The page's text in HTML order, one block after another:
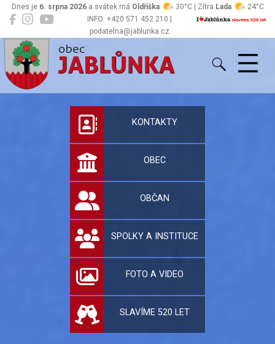
INFO: +420 571 452 210 |
podatelna@jablunka.cz
Dnes je 6. srpna 2026a svátek má Oldřiška 30°C | Zítra Lada 24°C
Jablůnka
Oficiální stránky
KONTAKTY
OBEC
OBČAN
SPOLKY A INSTITUCE
FOTO A VIDEO
SLAVÍME 520 LET